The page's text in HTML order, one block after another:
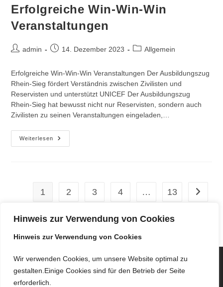
Hinweis zur Verwendung von Cookies
Hinweis zur Verwendung von Cookies
Wir verwenden Cookies, um unsere Website optimal zu
gestalten.Einige Cookies sind für den Betrieb der Seite
erforderlich.
Erfolgreiche Win-Win-Win
Veranstaltungen
Beitrags-
admin
Beitrag14. Dezember 2023
Beitrags-
Allgemein
Erfolgreiche Win-Win-Win Veranstaltungen Der Ausbildungszug
Rhein-Sieg fördert Verständnis zwischen Zivilisten und
Reservisten und unterstützt UNICEF Der Ausbildungszug
Rhein-Sieg hat bewusst nicht nur Reservisten, sondern auch
Zivilisten zu seinen Veranstaltungen eingeladen,…
Weiterlesen
Erfolgreiche
Win-
1 2 3 4 … 13 Zur